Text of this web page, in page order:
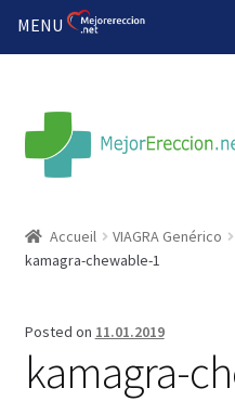
Roue de la fortune
Organiser une fête
Solution bon marché
Accueil VIAGRA Genérico
kamagra-chewable-1
Posted on 11.01.2019
kamagra-
MENU